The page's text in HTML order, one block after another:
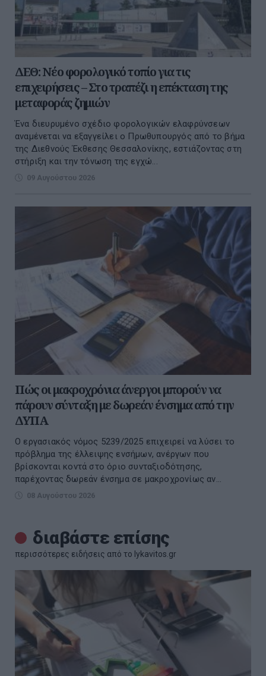
ΔΕΘ: Νέο φορολογικό τοπίο για τις
επιχειρήσεις – Στο τραπέζι η επέκταση της
μεταφοράς ζημιών
Ένα διευρυμένο σχέδιο φορολογικών ελαφρύνσεων
αναμένεται να εξαγγείλει ο Πρωθυπουργός από το βήμα
της Διεθνούς Έκθεσης Θεσσαλονίκης, εστιάζοντας στη
στήριξη και την τόνωση της εγχώ...
09 Αυγούστου 2026
Πώς οι μακροχρόνια άνεργοι μπορούν να
πάρουν σύνταξη με δωρεάν ένσημα από την
ΔΥΠΑ
Ο εργασιακός νόμος 5239/2025 επιχειρεί να λύσει το
πρόβλημα της έλλειψης ενσήμων, ανέργων που
βρίσκονται κοντά στο όριο συνταξιοδότησης,
παρέχοντας δωρεάν ένσημα σε μακροχρονίως αν...
08 Αυγούστου 2026
διαβάστε επίσης
περισσότερες ειδήσεις από το lykavitos.gr